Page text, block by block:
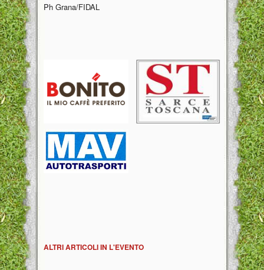
Ph Grana/FIDAL
ALTRI ARTICOLI IN L'EVENTO